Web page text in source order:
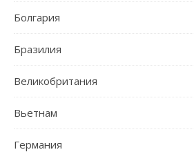
Болгария
Бразилия
Великобритания
Вьетнам
Германия